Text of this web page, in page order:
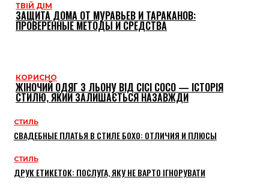
ТВІЙ ДІМ
ЗАЩИТА ДОМА ОТ МУРАВЬЕВ И ТАРАКАНОВ:
ПРОВЕРЕННЫЕ МЕТОДЫ И СРЕДСТВА
КОРИСНО
ЖІНОЧИЙ ОДЯГ З ЛЬОНУ ВІД CICI COCO — ІСТОРІЯ
СТИЛЮ, ЯКИЙ ЗАЛИШАЄТЬСЯ НАЗАВЖДИ
СТИЛЬ
СВАДЕБНЫЕ ПЛАТЬЯ В СТИЛЕ БОХО: ОТЛИЧИЯ И ПЛЮСЫ
СТИЛЬ
ДРУК ЕТИКЕТОК: ПОСЛУГА, ЯКУ НЕ ВАРТО ІГНОРУВАТИ